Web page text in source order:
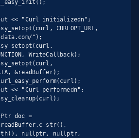
");
WriteCallback);
&readBuffer);
nullptr, nullptr,